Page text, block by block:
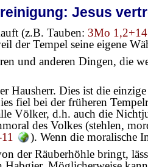
Jesus
(z.B. Tauben: 3Mo 1,2+14
der Tempel seine eigene
und anderen Dingen, die
Hausherr. Dies ist die
fiel bei der früheren
Völker, d.h. auch die
des Volkes (stehlen,
). Wenn die moralische
der Räuberhöhle bringt,